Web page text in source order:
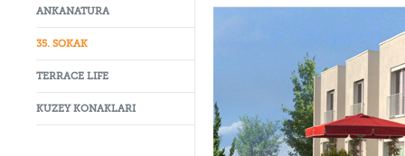
ANKANATURA
35. SOKAK
TERRACE LIFE
KUZEY KONAKLARI